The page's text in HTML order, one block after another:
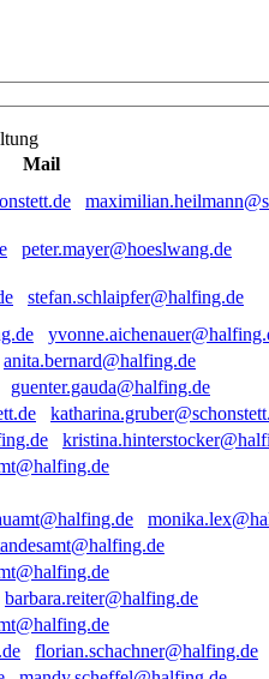
Mail
peter.mayer@hoeslwang.de
stefan.schlaipfer@halfing.de
anita.bernard@halfing.de
guenter.gauda@halfing.de
barbara.reiter@halfing.de
florian.schachner@halfing.de